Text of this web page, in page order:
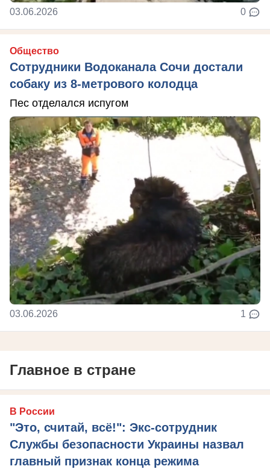
03.06.2026 0
Общество
Сотрудники Водоканала Сочи достали
собаку из 8-метрового колодца
Пес отделался испугом
03.06.2026 1
Главное в стране
В России
"Это, считай, всё!": Экс-сотрудник
Службы безопасности Украины назвал
главный признак конца режима